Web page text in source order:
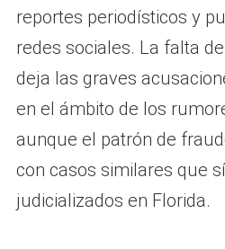
reportes periodísticos y
redes sociales. La falta
deja las graves
en el ámbito de los
aunque el patrón de
con casos similares que
judicializados en Florida.